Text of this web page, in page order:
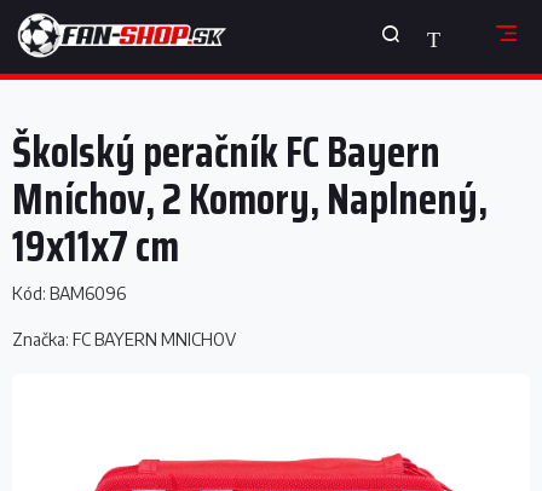
Prejsť
obsah
NÁKUPNÝ
KOŠÍK
Školský peračník FC Bayern
Mníchov, 2 Komory, Naplnený,
19x11x7 cm
Kód: BAM6096
Značka: FC BAYERN MNICHOV